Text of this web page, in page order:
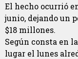
El hecho ocurrió
junio, dejando un
$18 millones.
Según consta en
lugar el lunes